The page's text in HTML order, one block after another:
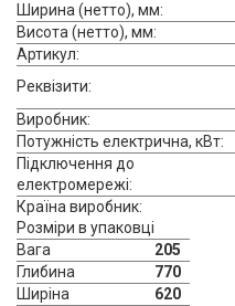
Ширина (нетто), мм:
Висота (нетто), мм:
Артикул:
Реквізити:
Виробник:
Потужність електрична, кВт:
Підключення до
електромережі:
Країна виробник:
Розміри в упаковці
Вага
205
Глибина
770
Ширіна
620